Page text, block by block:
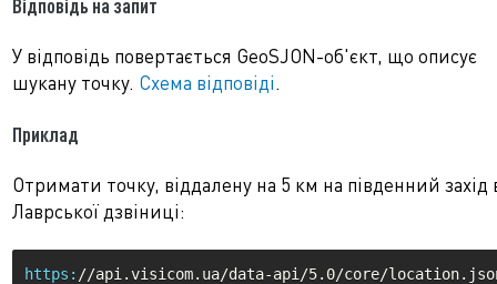
У відповідь повертається GeoSJON-об'єкт, що описує
шукану точку. Схема відповіді.
Приклад
Отримати точку, віддалену на 5 км на південний захід
Лаврської дзвіниці:
https: